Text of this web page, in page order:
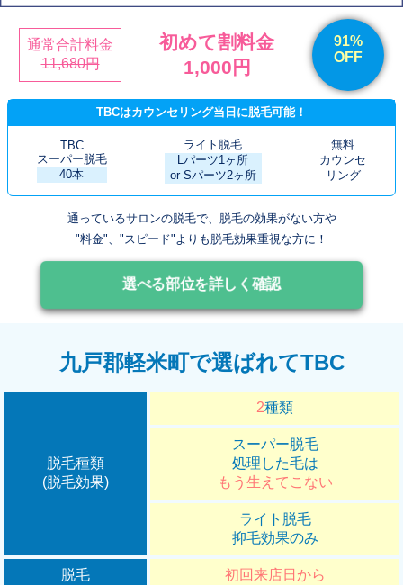
通常合計料金
11,680円
初めて割料金
1,000円
91%
OFF
TBCはカウンセリング当日に脱毛可能！
TBC
スーパー脱毛
40本
ライト脱毛
Lパーツ1ヶ所
or Sパーツ2ヶ所
無料
カウンセ
リング
通っているサロンの脱毛で、脱毛の効果がない方や
"料金"、"スピード"よりも脱毛効果重視な方に！
選べる部位を詳しく確認
九戸郡軽米町で選ばれてTBC
脱毛種類
(脱毛効果)
2種類
スーパー脱毛
処理した毛は
もう生えてこない
ライト脱毛
抑毛効果のみ
脱毛 初回来店日から